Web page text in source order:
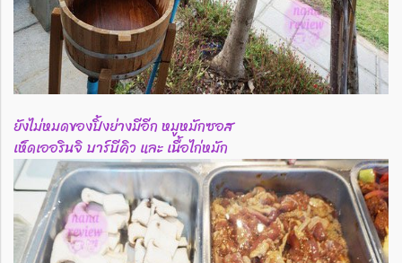
ยังไม่หมดของปิ้งย่างมีอีก หมูหมักซอส
เห็ดเออรินจิ บาร์บีคิว และ เนื้อไก่หมัก